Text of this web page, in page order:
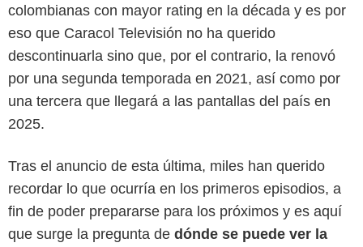
colombianas con mayor rating en la década y es por
eso que Caracol Televisión no ha querido
descontinuarla sino que, por el contrario, la renovó
por una segunda temporada en 2021, así como por
una tercera que llegará a las pantallas del país en
2025.
Tras el anuncio de esta última, miles han querido
recordar lo que ocurría en los primeros episodios, a
fin de poder prepararse para los próximos y es aquí
que surge la pregunta de dónde se puede ver la
Caracol Televisión